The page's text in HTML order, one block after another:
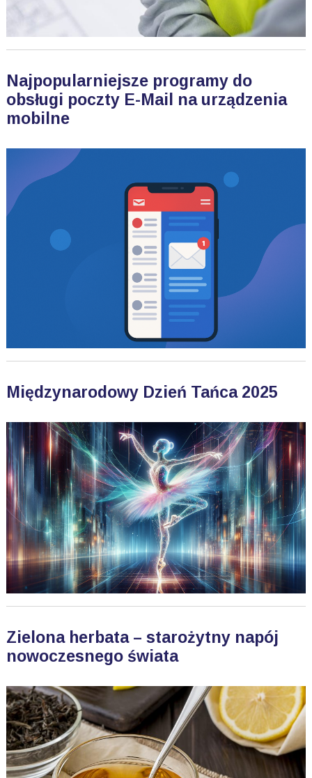
Najpopularniejsze programy do
obsługi poczty E-Mail na urządzenia
mobilne
Międzynarodowy Dzień Tańca 2025
Zielona herbata – starożytny napój
nowoczesnego świata